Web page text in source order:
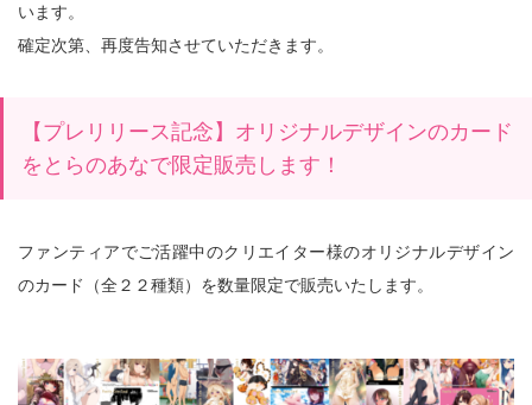
います。
確定次第、再度告知させていただきます。
【プレリリース記念】オリジナルデザインのカード
をとらのあなで限定販売します！
ファンティアでご活躍中のクリエイター様のオリジナルデザイン
のカード（全２２種類）を数量限定で販売いたします。